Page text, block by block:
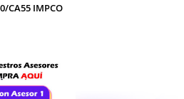
CA55 IMPCO